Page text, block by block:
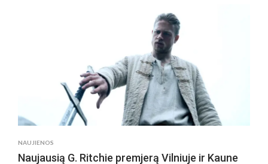
NAUJIENOS
Naujausią G. Ritchie premjerą Vilniuje ir Kaune